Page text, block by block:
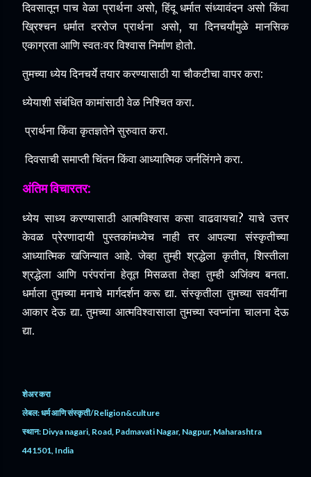
दिवसातून पाच वेळा प्रार्थना असो, हिंदू धर्मात संध्यावंदन असो किंवा
ख्रिश्चन धर्मात दररोज प्रार्थना असो, या दिनचर्यांमुळे मानसिक
एकाग्रता आणि स्वतःवर विश्वास निर्माण होतो.
तुमच्या ध्येय दिनचर्ये तयार करण्यासाठी या चौकटीचा वापर करा:
ध्येयाशी संबंधित कामांसाठी वेळ निश्चित करा.
प्रार्थना किंवा कृतज्ञतेने सुरुवात करा.
दिवसाची समाप्ती चिंतन किंवा आध्यात्मिक जर्नलिंगने करा.
अंतिम विचारतर:
ध्येय साध्य करण्यासाठी आत्मविश्वास कसा वाढवायचा? याचे उत्तर
केवळ प्रेरणादायी पुस्तकांमध्येच नाही तर आपल्या संस्कृतीच्या
आध्यात्मिक खजिन्यात आहे. जेव्हा तुम्ही श्रद्धेला कृतीत, शिस्तीला
श्रद्धेला आणि परंपरांना हेतूत मिसळता तेव्हा तुम्ही अजिंक्य बनता.
धर्माला तुमच्या मनाचे मार्गदर्शन करू द्या. संस्कृतीला तुमच्या सवयींना
आकार देऊ द्या. तुमच्या आत्मविश्वासाला तुमच्या स्वप्नांना चालना देऊ
द्या.
शेअर करा
लेबल:धर्म आणि संस्कृती/Religion&culture
स्थान: Divya nagari, Road, Padmavati Nagar, Nagpur, Maharashtra
441501, India